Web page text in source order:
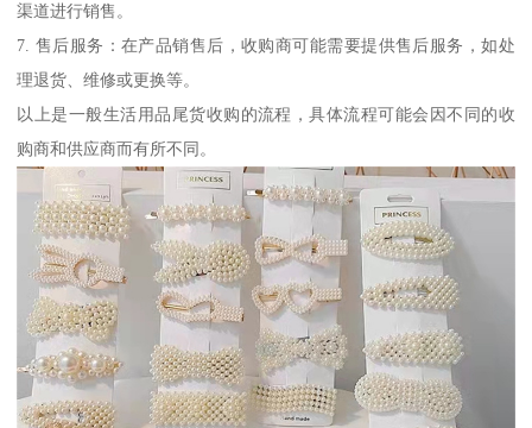
渠道进行销售。
7. 售后服务：在产品销售后，收购商可能需要提供售后服务，如处
理退货、维修或更换等。
以上是一般生活用品尾货收购的流程，具体流程可能会因不同的收
购商和供应商而有所不同。